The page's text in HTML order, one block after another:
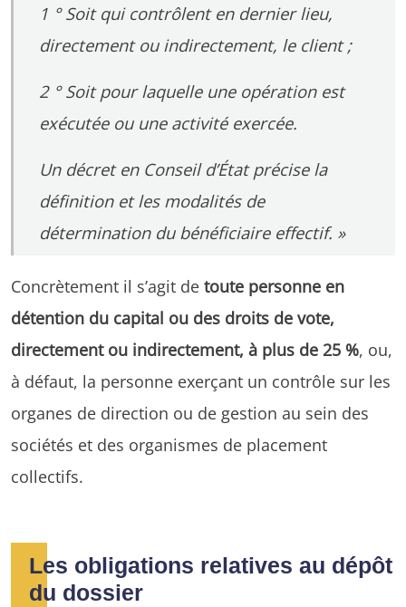
1 ° Soit qui contrôlent en dernier lieu,
directement ou indirectement, le client ;
2 ° Soit pour laquelle une opération est
exécutée ou une activité exercée.
Un décret en Conseil d’État précise la
définition et les modalités de
détermination du bénéficiaire effectif. »
Concrètement il s’agit de toute personne en
détention du capital ou des droits de vote,
directement ou indirectement, à plus de 25 %, ou,
à défaut, la personne exerçant un contrôle sur les
organes de direction ou de gestion au sein des
sociétés et des organismes de placement
collectifs.
Les obligations relatives au dépôt
du dossier